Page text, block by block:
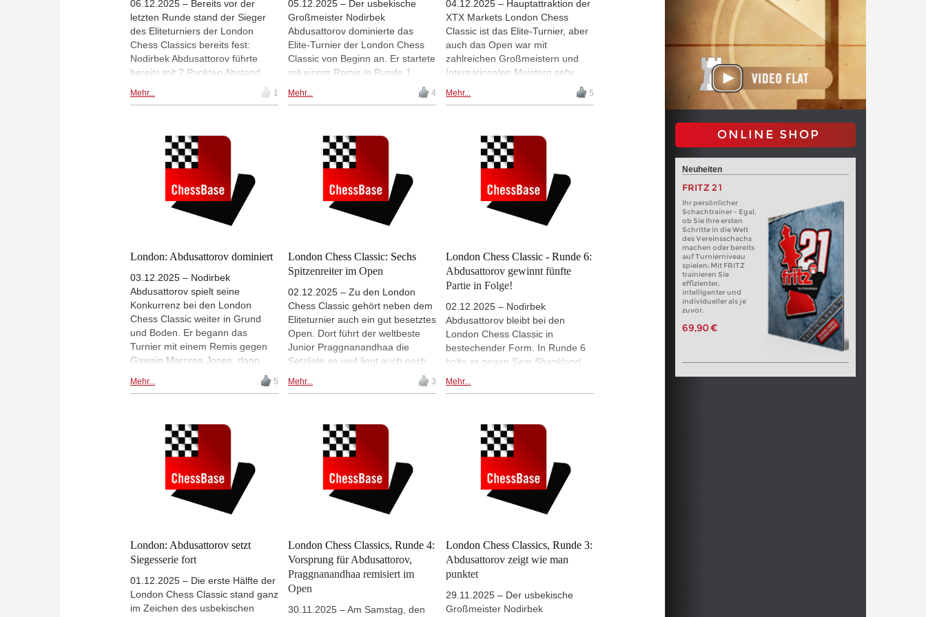
06.12.2025 – Bereits vor der
letzten Runde stand der Sieger
des Eliteturniers der London
Chess Classics bereits fest:
Nodirbek Abdusattorov führte
bereits mit 2 Punkten Abstand
Firouzja. Wer den zweiten Platz
da mehrere Spieler mit einem
Sieg Firouzja hätten überholen
können. Nachdem alle Partien in
Runde 9 remis ausgegangen
waren, war der zweite Platz für
Firouzja gesichert. | Foto: Lennart
Ootes (Archiv) und London Chess
Mehr... 1
05.12.2025 – Der usbekische
Großmeister Nodirbek
Abdusattorov dominierte das
Elite-Turnier der London Chess
Classic von Beginn an. Er startete
mit einem Remis in Runde 1,
sechs Partien in Folge und lag so
Punkte vor Alireza Firouzja.
Gegen den spielte er in Runde 8
und sicherte sich in besserer
Stellung mit einem Dauerschach
den Turniersieg. | Bild: Ausschnitt
aus dem Logo der XTX Markets
London Chess Classic 2025
Mehr... 4
04.12.2025 – Hauptattraktion der
XTX Markets London Chess
Classic ist das Elite-Turnier, aber
auch das Open war mit
zahlreichen Großmeistern und
Internationalen Meistern sehr
stark besetzt. Nach neun Runden
kamen drei Spieler auf 7 Punkte
Praggnanandhaa aus Indien
(Bild), der serbische GM Velimir
Ilic und GM Ameet K Ghasi aus
England. Da es in London keinen
Tiebreak gab, teilten sich die drei
auch das Preisgeld für die ersten
drei Plätze und erhielten je
/ London Chess Classic
Mehr... 5
London: Abdusattorov dominiert
03.12.2025 – Nodirbek
Abdusattorov spielt seine
Konkurrenz bei den London
Chess Classic weiter in Grund
und Boden. Er begann das
Turnier mit einem Remis gegen
Gawain Maroroa Jones, dann
folgten sechs Siege in Folge. In
Runde 7 gewann er gegen Luke
Vorbereitung, strategischem
Verständnis und überzeugender
Technik. Die vier anderen Partien
der Runde endeten mit Remis,
und damit liegt Abdusattorov zwei
Runden vor Schluss mit 6,5 aus 7
mit zwei Punkten Vorsprung in
fast schon sicher. | Foto: Amruta
Slam)
Mehr... 5
London Chess Classic: Sechs
Spitzenreiter im Open
02.12.2025 – Zu den London
Chess Classic gehört neben dem
Eliteturnier auch ein gut besetztes
Open. Dort führt der weltbeste
Junior Praggnanandhaa die
Setzliste an und liegt auch nach
sieben Runden vorne, allerdings
nicht alleine. Auch der deutsche
gut mit. | Fotos: London Chess
Mehr... 3
London Chess Classic - Runde 6:
Abdusattorov gewinnt fünfte
Partie in Folge!
02.12.2025 – Nodirbek
Abdusattorov bleibt bei den
London Chess Classic in
bestechender Form. In Runde 6
holte er gegen Sam Shankland
führt drei Runden vor Schluss mit
Abhimanyu Mishra remisierte. Für
den zweiten Sieg des Tages
sorgte Pavel Eljanov, der gegen
Gawain Maroroa Jones gewann. |
Foto: Turnierseite
Mehr...
London: Abdusattorov setzt
Siegesserie fort
01.12.2025 – Die erste Hälfte der
London Chess Classic stand ganz
im Zeichen des usbekischen
London Chess Classics, Runde 4:
Vorsprung für Abdusattorov,
Praggnanandhaa remisiert im
Open
30.11.2025 – Am Samstag, den
London Chess Classics, Runde 3:
Abdusattorov zeigt wie man
punktet
29.11.2025 – Der usbekische
Großmeister Nodirbek
ONLINE SHOP
Neuheiten
FRITZ 21
Ihr persönlicher
Schachtrainer - Egal,
ob Sie Ihre ersten
Schritte in die Welt
des Vereinsschachs
machen oder bereits
auf Turnierniveau
spielen: Mit FRITZ
trainieren Sie
effizienter,
intelligenter und
individueller als je
zuvor.
69,90 €